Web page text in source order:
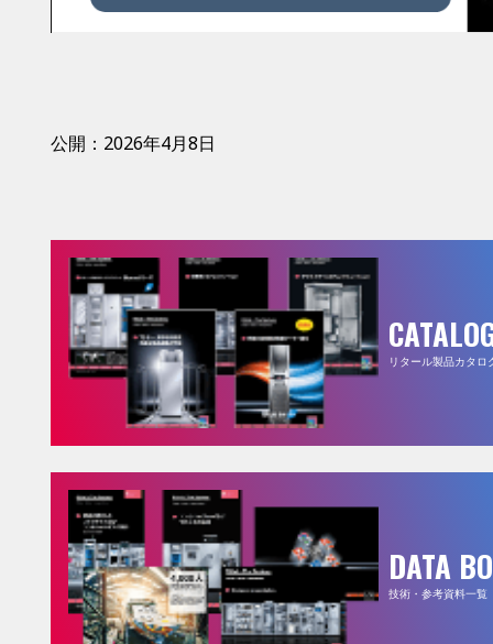
公開：2026年4月8日
リタール製品カタロ
DATA
技術・参考資料一覧